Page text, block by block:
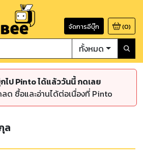
จัดการอีบุ๊ก (0)
ทั้งหมด
ไป Pinto ได้แล้ววันนี้ กดเลย
ด ซื้อและอ่านได้ต่อเนื่องที่ Pinto
ล